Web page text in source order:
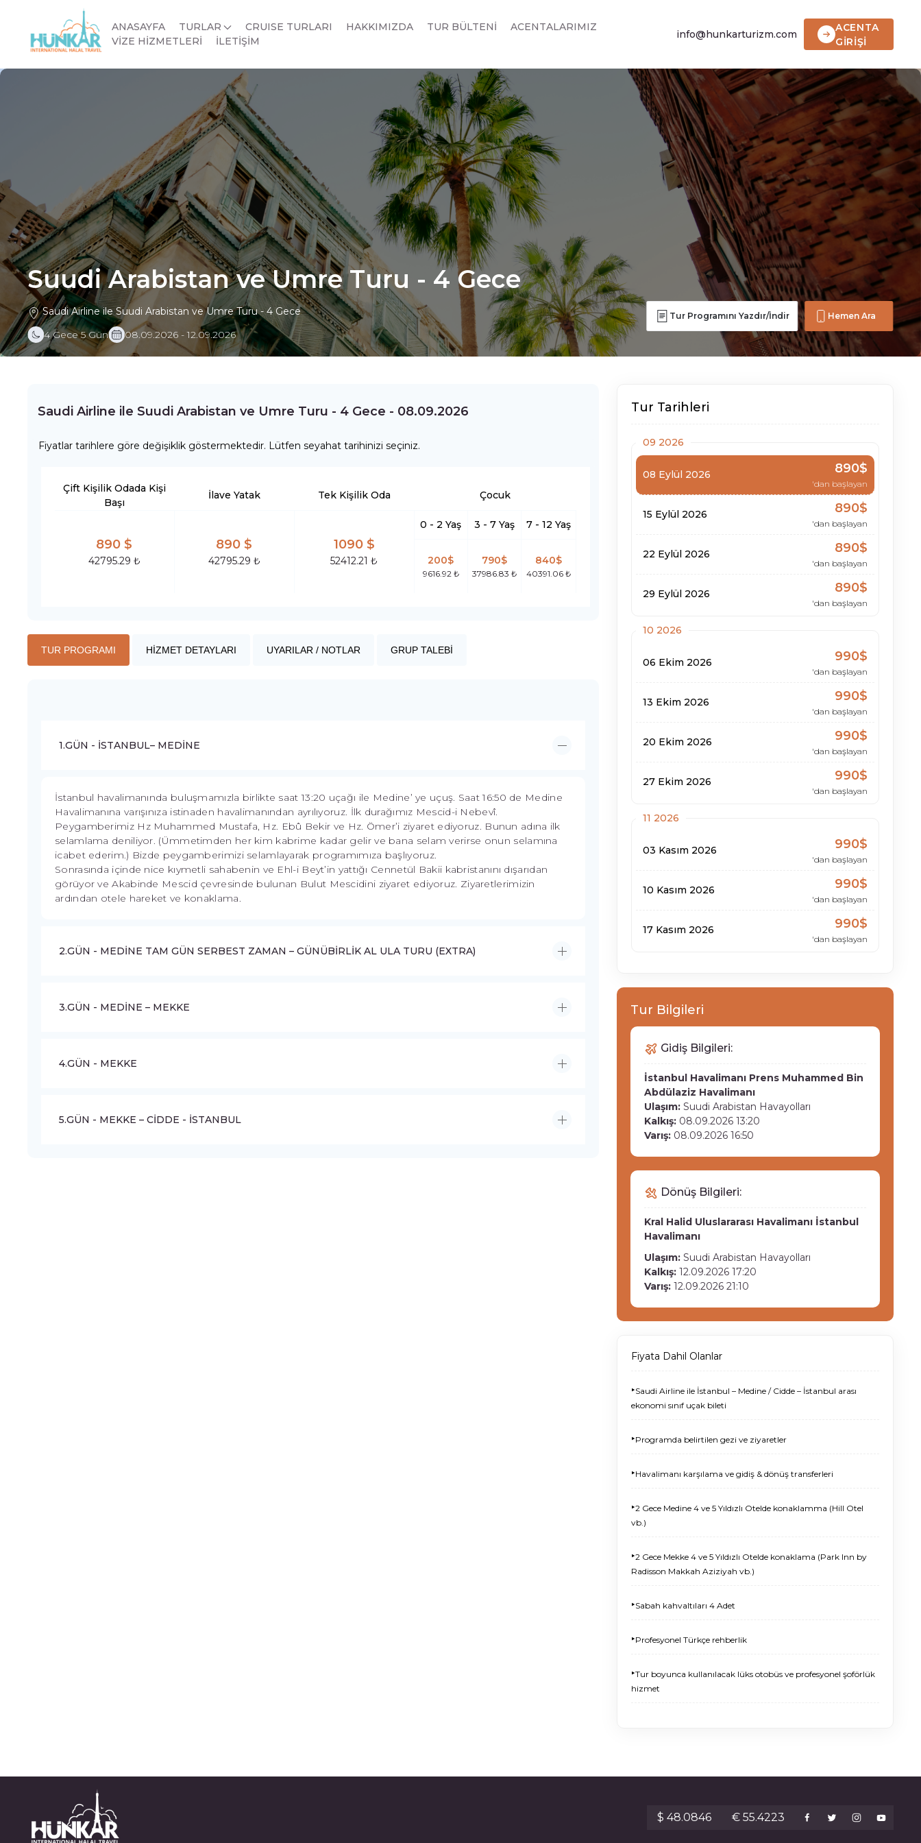
ANASAYFA TURLAR CRUISE TURLARI HAKKIMIZDA TUR BÜLTENİ
ACENTALARIMIZ
VİZE HİZMETLERİ
İLETİŞİM
info@hunkarturizm.com
ACENTA
GİRİŞİ
Suudi Arabistan ve Umre Turu - 4 Gece
Saudi Airline ile Suudi Arabistan ve Umre Turu - 4 Gece
4 Gece 5 Gün
08.09.2026 - 12.09.2026
Tur Programını Yazdır/İndir Hemen Ara
Saudi Airline ile Suudi Arabistan ve Umre Turu - 4 Gece - 08.09.2026
Fiyatlar tarihlere göre değişiklik göstermektedir. Lütfen seyahat tarihinizi seçiniz.
Çift Kişilik Odada Kişi
Başı
890 $
42795.29 ₺
İlave Yatak
890 $
42795.29 ₺
Tek Kişilik Oda
1090 $
52412.21 ₺
Çocuk
0 - 2 Yaş
200$
9616.92 ₺
3 - 7 Yaş
790$
37986.83 ₺
7 - 12 Yaş
840$
40391.06 ₺
TUR PROGRAMI HİZMET DETAYLARI UYARILAR / NOTLAR GRUP TALEBİ
1.GÜN - İSTANBUL– MEDİNE
İstanbul havalimanında buluşmamızla birlikte saat 13:20 uçağı ile Medine’ ye uçuş. Saat 16:50 de Medine
Havalimanına varışınıza istinaden havalimanından ayrılıyoruz. İlk durağımız Mescid-i Nebevî.
Peygamberimiz Hz Muhammed Mustafa, Hz. Ebû Bekir ve Hz. Ömer’i ziyaret ediyoruz. Bunun adına ilk
selamlama deniliyor. (Ümmetimden her kim kabrime kadar gelir ve bana selam verirse onun selamına
icabet ederim.) Bizde peygamberimizi selamlayarak programımıza başlıyoruz.
Sonrasında içinde nice kıymetli sahabenin ve Ehl-i Beyt’in yattığı Cennetül Bakii kabristanını dışarıdan
görüyor ve Akabinde Mescid çevresinde bulunan Bulut Mescidini ziyaret ediyoruz. Ziyaretlerimizin
ardından otele hareket ve konaklama.
2.GÜN - MEDİNE TAM GÜN SERBEST ZAMAN – GÜNÜBİRLİK AL ULA TURU (EXTRA)
3.GÜN - MEDİNE – MEKKE
4.GÜN - MEKKE
5.GÜN - MEKKE – CİDDE - İSTANBUL
Tur Tarihleri
09 2026
08 Eylül 2026 890$
'dan başlayan
15 Eylül 2026 890$
'dan başlayan
22 Eylül 2026 890$
'dan başlayan
29 Eylül 2026 890$
'dan başlayan
10 2026
06 Ekim 2026 990$
'dan başlayan
13 Ekim 2026 990$
'dan başlayan
20 Ekim 2026 990$
'dan başlayan
27 Ekim 2026 990$
'dan başlayan
11 2026
03 Kasım 2026 990$
'dan başlayan
10 Kasım 2026 990$
'dan başlayan
17 Kasım 2026 990$
'dan başlayan
Tur Bilgileri
Gidiş Bilgileri:
İstanbul Havalimanı Prens Muhammed Bin
Abdülaziz Havalimanı
Ulaşım:Suudi Arabistan Havayolları
Kalkış:08.09.2026 13:20
Varış:08.09.2026 16:50
Dönüş Bilgileri:
Kral Halid Uluslararası Havalimanı İstanbul
Havalimanı
Ulaşım:Suudi Arabistan Havayolları
Kalkış:12.09.2026 17:20
Varış:12.09.2026 21:10
Fiyata Dahil Olanlar
‣Saudi Airline ile İstanbul – Medine / Cidde – İstanbul arası
ekonomi sınıf uçak bileti
‣Programda belirtilen gezi ve ziyaretler
‣Havalimanı karşılama ve gidiş & dönüş transferleri
‣2 Gece Medine 4 ve 5 Yıldızlı Otelde konaklamma (Hill Otel
vb.)
‣2 Gece Mekke 4 ve 5 Yıldızlı Otelde konaklama (Park Inn by
Radisson Makkah Aziziyah vb.)
‣Sabah kahvaltıları 4 Adet
‣Profesyonel Türkçe rehberlik
‣Tur boyunca kullanılacak lüks otobüs ve profesyonel şoförlük
hizmet
$ 48.0846 € 55.4223